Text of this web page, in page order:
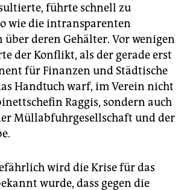
führte schnell zu
wie die intransparenten
über deren Gehälter. Vor wenigen
der Konflikt, als der gerade erst
für Finanzen und Städtische
Handtuch warf, im Verein nicht
Raggis, sondern auch
Müllabfuhrgesellschaft und der
wird die Krise für das
wurde, dass gegen die